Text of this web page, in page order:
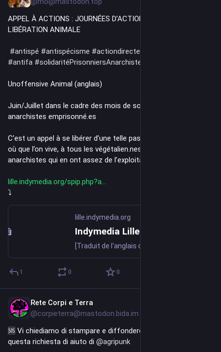
APPEL À ACTIONS : JOURNÉES D’ACTION DIRECTE POUR LA
LIBÉRATION ANIMALE
#antispé #antispécisme #actiondirecte
#antifa #solidaritéPrisonniersAnarchistes
Unoffensive Animal (anglais)
Juin/Juillet dans le cadre des mois de solidarité avec les
anarchistes emprisonné.es
C’est un appel à se libérer d’une telle passivité, une invitation,
où que l’on vive, à tous les végétalien.nes, antispécistes et
anarchistes qui en ont assez de l’exploitation animale.
lille.indymedia.org/spip.php?a
⤵️
lille.indymedia.org
1 0 0
Rete Corpi e Terra
@corpieterra@mastodon.bida.im
🆘 Vi chiediamo di stampare e diffondere il più possibile
questa richiesta di aiuto di @agripunk